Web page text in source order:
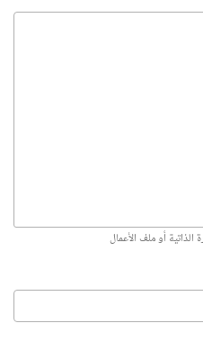
أو ملف الأعمال